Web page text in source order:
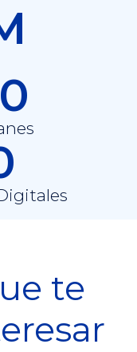
te